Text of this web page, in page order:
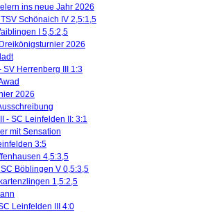
ins neue Jahr 2026
Schönaich IV 2,5:1,5
I 5,5:2,5
2026
SV Herrenberg III 1:3
2026
- SC Leinfelden II: 3:1
mit Sensation
3:5
4,5:3,5
Böblingen V 0,5:3,5
1,5:2,5
Leinfelden III 4:0